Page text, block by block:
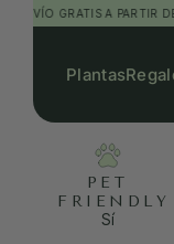
GRATIS A PARTIR DE 49€
Plantas
PET
FRIENDLY
Sí